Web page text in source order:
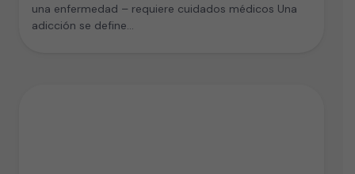
una enfermedad – requiere cuidados médicos Una
adicción se define…